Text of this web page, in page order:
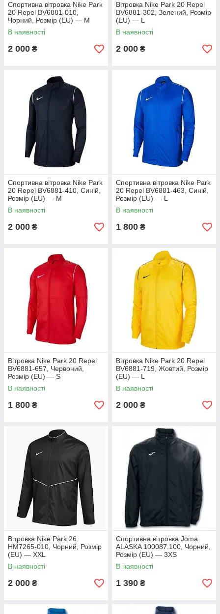
Спортивна вітровка Nike Park
20 Repel BV6881-010,
Чорний, Розмір (EU) — M
В наявності
2 000 ₴
Вітровка Nike Park 20 Repel
BV6881-302, Зелений, Розмір
(EU) — L
В наявності
2 000 ₴
Спортивна вітровка Nike Park
20 Repel BV6881-410, Синій,
Розмір (EU) — M
В наявності
2 000 ₴
Спортивна вітровка Nike Park
20 Repel BV6881-463, Синій,
Розмір (EU) — L
В наявності
1 800 ₴
Вітровка Nike Park 20 Repel
BV6881-657, Червоний,
Розмір (EU) — S
В наявності
1 800 ₴
Вітровка Nike Park 20 Repel
BV6881-719, Жовтий, Розмір
(EU) — L
В наявності
2 000 ₴
Вітровка Nike Park 26
HM7265-010, Чорний, Розмір
(EU) — XXL
В наявності
2 000 ₴
Спортивна вітровка Joma
ALASKA 100087.100, Чорний,
Розмір (EU) — 3XS
В наявності
1 390 ₴